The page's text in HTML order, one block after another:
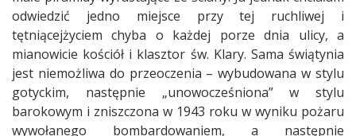
odwiedzić jedno miejsce przy tej ruchliwej i
tętniącejżyciem chyba o każdej porze dnia ulicy, a
mianowicie kościół i klasztor św. Klary. Sama świątynia
jest niemożliwa do przeoczenia – wybudowana w stylu
gotyckim, następnie „unowocześniona” w stylu
barokowym i zniszczona w 1943 roku w wyniku pożaru
wywołanego bombardowaniem, a następnie